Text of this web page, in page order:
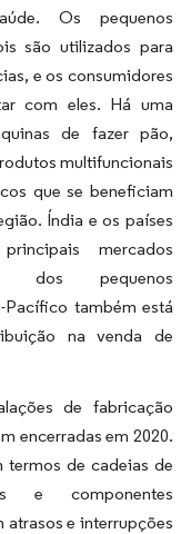
Os pequenos
são utilizados para
e os consumidores
com eles. Há uma
de fazer pão,
multifuncionais
que se beneficiam
Índia e os países
mercados
dos pequenos
também está
na venda de
de fabricação
encerradas em 2020.
termos de cadeias de
e componentes
e interrupções